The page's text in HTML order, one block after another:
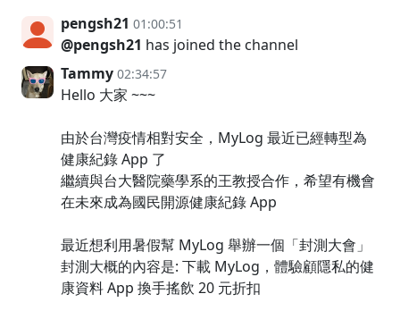
pengsh21 01:00:51
@pengsh21 has joined the channel
Tammy 02:34:57
Hello 大家 ~~~
由於台灣疫情相對安全，MyLog 最近已經轉型為
健康紀錄 App 了
繼續與台大醫院藥學系的王教授合作，希望有機會
在未來成為國民開源健康紀錄 App
最近想利用暑假幫 MyLog 舉辦一個「封測大會」
封測大概的內容是: 下載 MyLog，體驗顧隱私的健
康資料 App 換手搖飲 20 元折扣